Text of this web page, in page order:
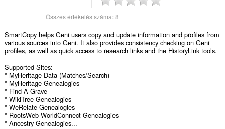
Összes értékelés száma:8
SmartCopy helps Geni users copy and update information and profiles from
various sources into Geni. It also provides consistency checking on Geni
profiles, as well as quick access to research links and the HistoryLink tools.
Supported Sites:
* MyHeritage Data (Matches/Search)
* MyHeritage Genealogies
* Find A Grave
* WikiTree Genealogies
* WeRelate Genealogies
* RootsWeb WorldConnect Genealogies
* Ancestry Genealogies...